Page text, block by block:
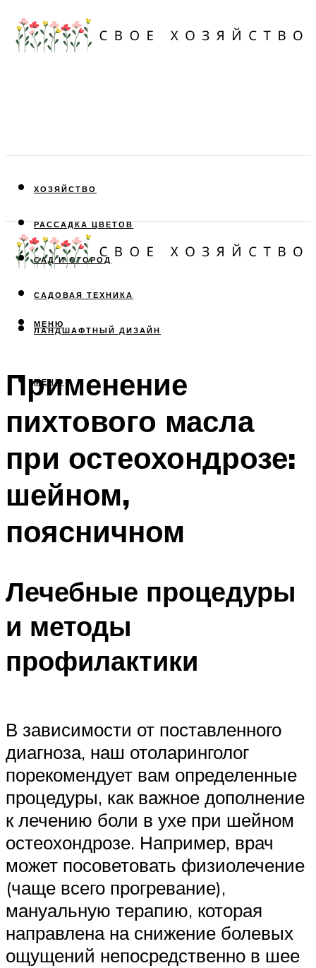
ХОЗЯЙСТВО
РАССАДКА ЦВЕТОВ
САД И ОГОРОД
САДОВАЯ ТЕХНИКА
ЛАНДШАФТНЫЙ ДИЗАЙН
МЕНЮ
МЕНЮ
Применение
пихтового масла
при остеохондрозе:
шейном,
поясничном
Лечебные процедуры
и методы
профилактики
В зависимости от поставленного
диагноза, наш отоларинголог
порекомендует вам определенные
процедуры, как важное дополнение
к лечению боли в ухе при шейном
остеохондрозе. Например, врач
может посоветовать физиолечение
(чаще всего прогревание),
мануальную терапию, которая
направлена на снижение болевых
ощущений непосредственно в шее